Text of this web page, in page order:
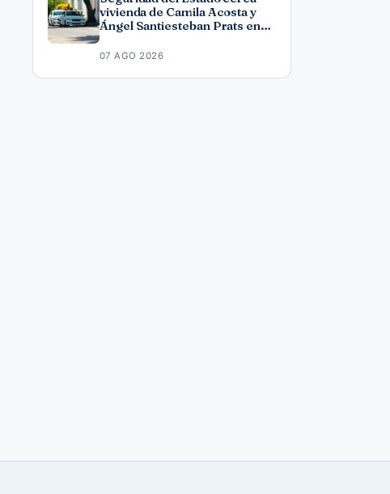
vivienda de Camila Acosta y
Ángel Santiesteban Prats en
07 AGO 2026